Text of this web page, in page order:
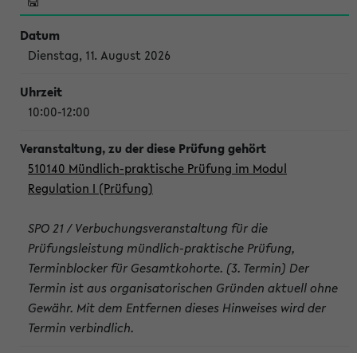
Dienstag, 11. August 2026
10:00-12:00
510140 Mündlich-praktische Prüfung im Modul
Regulation I (Prüfung)
SPO 21 / Verbuchungsveranstaltung für die
Prüfungsleistung mündlich-praktische Prüfung,
Terminblocker für Gesamtkohorte. (3. Termin) Der
Termin ist aus organisatorischen Gründen aktuell ohne
Gewähr. Mit dem Entfernen dieses Hinweises wird der
Termin verbindlich.